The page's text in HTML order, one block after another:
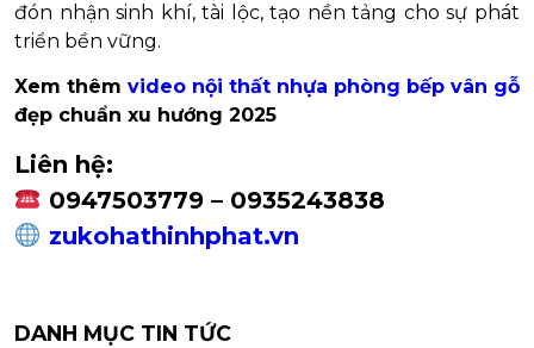
đón nhận sinh khí, tài lộc, tạo nền tảng cho sự phát
triển bền vững.
Xem thêm video nội thất nhựa phòng bếp vân gỗ
đẹp chuẩn xu hướng 2025
Liên hệ:
0947503779 – 0935243838
zukohathinhphat.vn
DANH MỤC TIN TỨC